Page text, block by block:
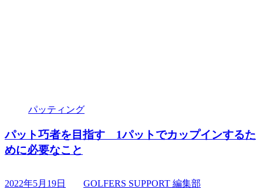
パッティング
パット巧者を目指す 1パットでカップインするた
めに必要なこと
2022年5月19日 GOLFERS SUPPORT 編集部